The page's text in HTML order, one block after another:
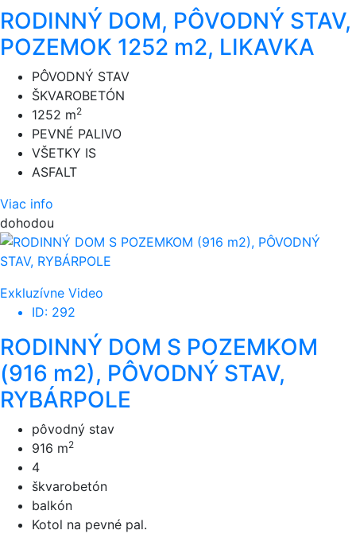
RODINNÝ DOM, PÔVODNÝ STAV,
POZEMOK 1252 m2, LIKAVKA
PÔVODNÝ STAV
ŠKVAROBETÓN
1252 m2
PEVNÉ PALIVO
VŠETKY IS
ASFALT
Viac info
dohodou
Exkluzívne Video
ID: 292
RODINNÝ DOM S POZEMKOM
(916 m2), PÔVODNÝ STAV,
RYBÁRPOLE
pôvodný stav
916 m2
4
škvarobetón
balkón
Kotol na pevné pal.